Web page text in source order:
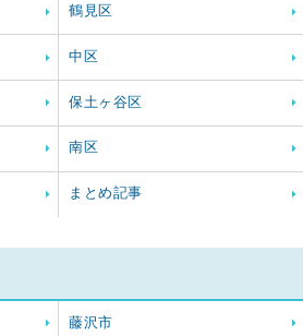
鶴見区
中区
保土ヶ谷区
南区
まとめ記事
藤沢市